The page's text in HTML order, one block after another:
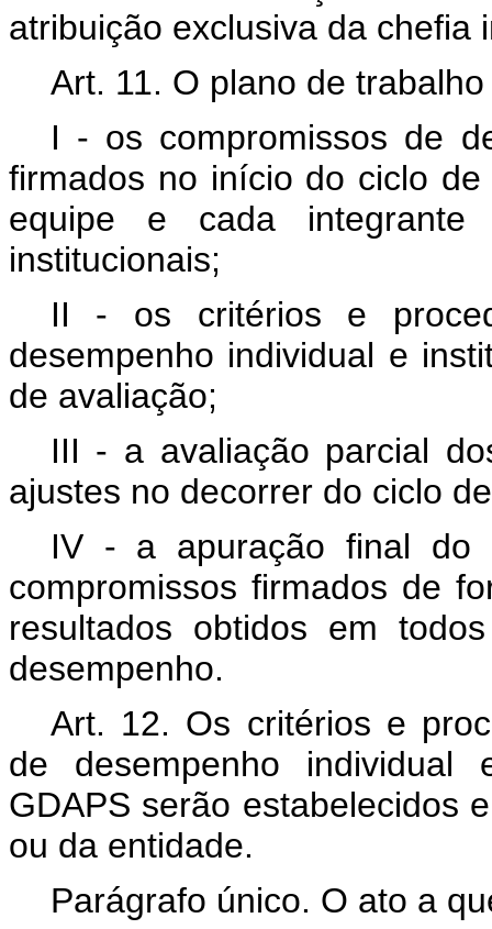
atribuição exclusiva da chefia
Art. 11. O plano de
I - os compromissos de
firmados no início do ciclo
equipe e cada
institucionais;
II - os critérios e
desempenho individual e
de avaliação;
III - a avaliação parcial
ajustes no decorrer do ciclo
IV - a apuração final do
compromissos firmados de
resultados obtidos em
desempenho.
Art. 12. Os critérios e
de desempenho
GDAPS serão estabelecidos
ou da entidade.
Parágrafo único. O ato a